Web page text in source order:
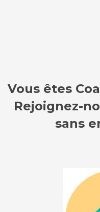
Vous êtes
Rejoignez-
sans